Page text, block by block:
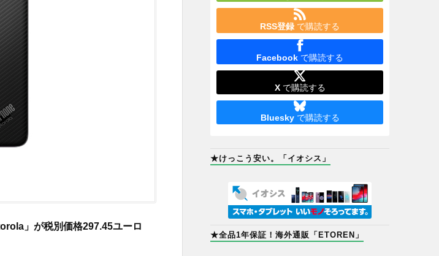
」が税別価格297.45ユーロ
RSS登録 で購読する
Facebook で購読する
Xで購読する
Blueskyで購読する
★けっこう安い。「イオシス」
★全品1年保証！海外通販「ETOREN」